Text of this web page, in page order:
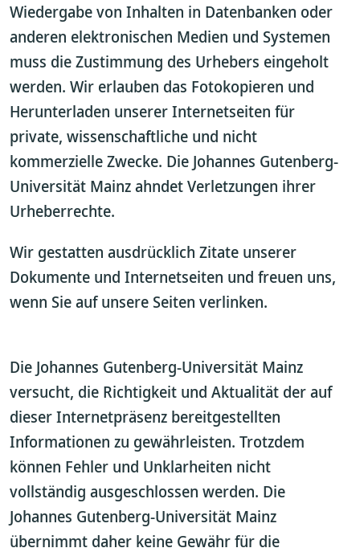
Wiedergabe von Inhalten in Datenbanken oder
anderen elektronischen Medien und Systemen
muss die Zustimmung des Urhebers eingeholt
werden. Wir erlauben das Fotokopieren und
Herunterladen unserer Internetseiten für
private, wissenschaftliche und nicht
kommerzielle Zwecke. Die Johannes Gutenberg-
Universität Mainz ahndet Verletzungen ihrer
Urheberrechte.
Wir gestatten ausdrücklich Zitate unserer
Dokumente und Internetseiten und freuen uns,
wenn Sie auf unsere Seiten verlinken.
Die Johannes Gutenberg-Universität Mainz
versucht, die Richtigkeit und Aktualität der auf
dieser Internetpräsenz bereitgestellten
Informationen zu gewährleisten. Trotzdem
können Fehler und Unklarheiten nicht
vollständig ausgeschlossen werden. Die
Johannes Gutenberg-Universität Mainz
übernimmt daher keine Gewähr für die